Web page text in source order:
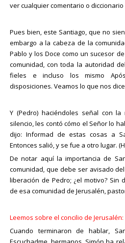
ver cualquier comentario o diccionario
Pues bien, este Santiago, que no
embargo a la cabeza de la
Pablo y los Doce como un sucesor
comunidad, con toda la autoridad
fieles e incluso los mismo
disposiciones. Veamos lo que nos
Y (Pedro) haciéndoles señal con
silencio, les contó cómo el Señor lo
dijo: Informad de estas cosas a
Entonces salió, y se fue a otro lugar.
De notar aquí la importancia de
comunidad, que debe ser avisado
liberación de Pedro; ¿el motivo?
de esa comunidad de Jerusalén,
Leemos sobre el concilio de Jerusalén:
Cuando terminaron de hablar,